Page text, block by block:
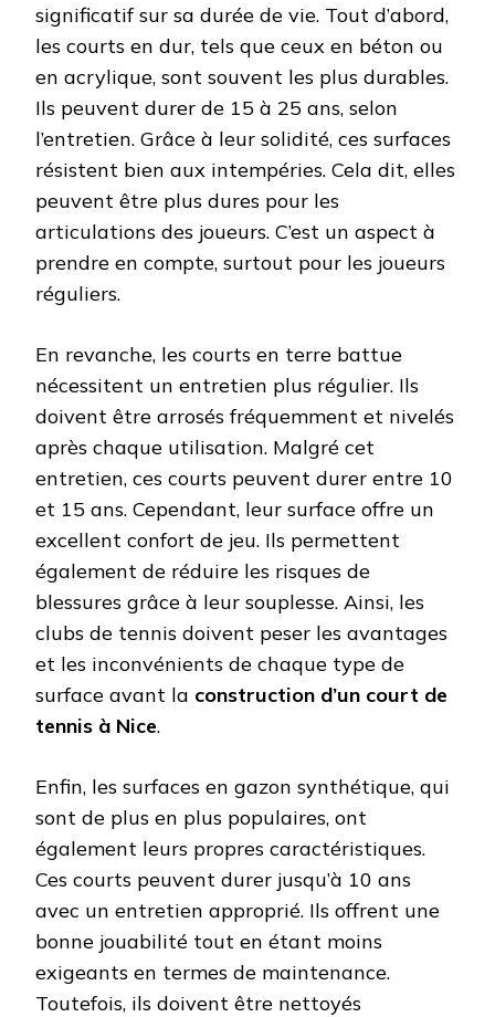
significatif sur sa durée de vie. Tout d’abord,
les courts en dur, tels que ceux en béton ou
en acrylique, sont souvent les plus durables.
Ils peuvent durer de 15 à 25 ans, selon
l’entretien. Grâce à leur solidité, ces surfaces
résistent bien aux intempéries. Cela dit, elles
peuvent être plus dures pour les
articulations des joueurs. C’est un aspect à
prendre en compte, surtout pour les joueurs
réguliers.
En revanche, les courts en terre battue
nécessitent un entretien plus régulier. Ils
doivent être arrosés fréquemment et nivelés
après chaque utilisation. Malgré cet
entretien, ces courts peuvent durer entre 10
et 15 ans. Cependant, leur surface offre un
excellent confort de jeu. Ils permettent
également de réduire les risques de
blessures grâce à leur souplesse. Ainsi, les
clubs de tennis doivent peser les avantages
et les inconvénients de chaque type de
surface avant la construction d’un court de
tennis à Nice.
Enfin, les surfaces en gazon synthétique, qui
sont de plus en plus populaires, ont
également leurs propres caractéristiques.
Ces courts peuvent durer jusqu’à 10 ans
avec un entretien approprié. Ils offrent une
bonne jouabilité tout en étant moins
exigeants en termes de maintenance.
Toutefois, ils doivent être nettoyés